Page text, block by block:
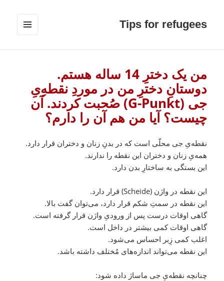
Tips for refugees
من یک دخترِ 14 ساله هستم.
دوستانِ دخترِ من در موردِ نقطه‌ِ‌یِ
جی (G-Punkt) صُحبت کردند. آن
چیست؟ آیا من هم آن را دارم؟
نقطه‌یِ جی محلّی است که در بدنِ زنان و دختران قرار دارد.
همه‌یِ زنان و دختران این نقطه را ندارند.
این بستگی به ساختارِ بدن دارد.
این نقطه در واژن (Scheide) قرار دارد.
این نقطه در سمتِ شکم قرار دارد، می‌توان گفت بالا.
گاهی اوقات درست پس از ورودیِ واژن قرار گرفته است.
گاهی اوقات کمی بیشتر در داخل است.
اغلب کمی زِبر احساس می‌شود.
این نقطه می‌تواند اندازه‌های مُختلف داشته باشد.
چنانچه نقطه‌یِ جی ماساژ داده شود: